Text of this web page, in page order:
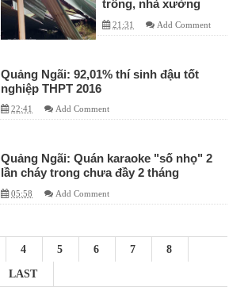
trồng, nhà xưởng
21:31 Add Comment
Quảng Ngãi: 92,01% thí sinh đậu tốt
nghiệp THPT 2016
22:41 Add Comment
Quảng Ngãi: Quán karaoke "số nhọ" 2
lần cháy trong chưa đầy 2 tháng
05:58 Add Comment
4 5 6 7 8
LAST